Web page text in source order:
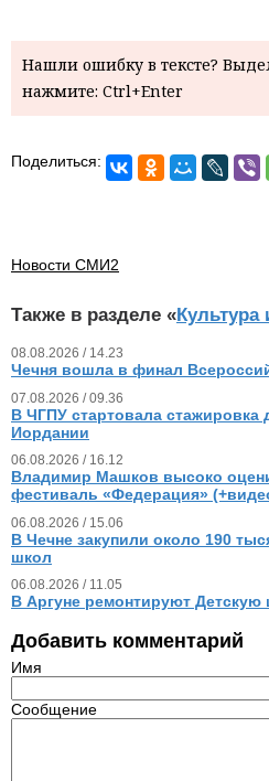
Нашли ошибку в тексте?
нажмите: Ctrl+Enter
Поделиться:
Новости СМИ2
Также в разделе «Культура
08.08.2026 / 14.23
Чечня вошла в финал
07.08.2026 / 09.36
В ЧГПУ стартовала стажировка
Иордании
06.08.2026 / 16.12
Владимир Машков высоко
фестиваль «Федерация»
06.08.2026 / 15.06
В Чечне закупили около 190
школ
06.08.2026 / 11.05
В Аргуне ремонтируют Детскую
Добавить комментарий
Имя
Сообщение